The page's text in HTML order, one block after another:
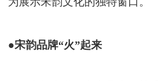
●宋韵品牌“火”起来